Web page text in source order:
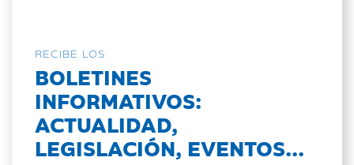
RECIBE LOS
BOLETINES
INFORMATIVOS:
ACTUALIDAD,
LEGISLACIÓN, EVENTOS...